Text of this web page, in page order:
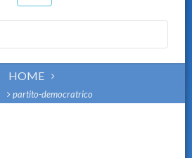
HOME
partito-democratrico